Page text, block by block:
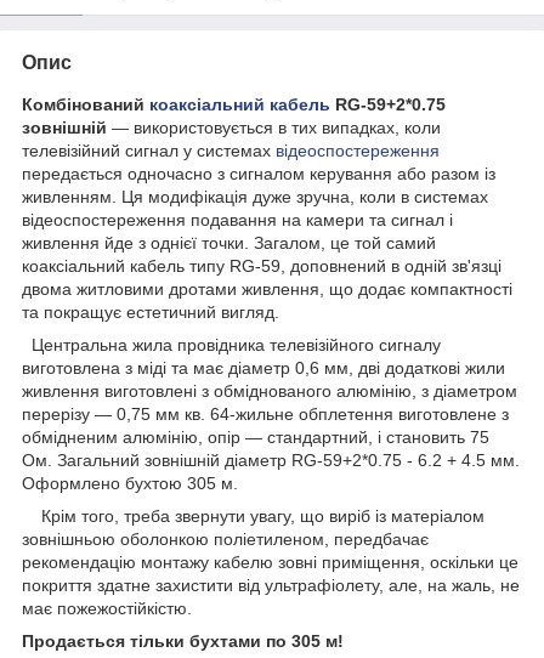
Опис
Комбінований коаксіальний кабель RG-59+2*0.75
зовнішній — використовується в тих випадках, коли
телевізійний сигнал у системах відеоспостереження
передається одночасно з сигналом керування або разом із
живленням. Ця модифікація дуже зручна, коли в системах
відеоспостереження подавання на камери та сигнал і
живлення йде з однієї точки. Загалом, це той самий
коаксіальний кабель типу RG-59, доповнений в одній зв'язці
двома житловими дротами живлення, що додає компактності
та покращує естетичний вигляд.
Центральна жила провідника телевізійного сигналу
виготовлена з міді та має діаметр 0,6 мм, дві додаткові жили
живлення виготовлені з обміднованого алюмінію, з діаметром
перерізу — 0,75 мм кв. 64-жильне обплетення виготовлене з
обмідненим алюмінію, опір — стандартний, і становить 75
Ом. Загальний зовнішній діаметр RG-59+2*0.75 - 6.2 + 4.5 мм.
Оформлено бухтою 305 м.
Крім того, треба звернути увагу, що виріб із матеріалом
зовнішньою оболонкою поліетиленом, передбачає
рекомендацію монтажу кабелю зовні приміщення, оскільки це
покриття здатне захистити від ультрафіолету, але, на жаль, не
має пожежостійкістю.
Продається тільки бухтами по 305 м!